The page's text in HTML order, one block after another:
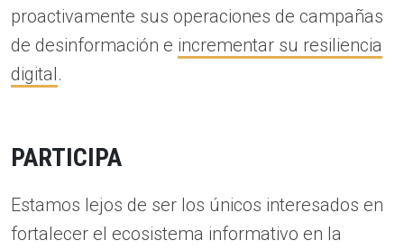
proactivamente sus operaciones de campañas
de desinformación e incrementar su resiliencia
digital.
PARTICIPA
Estamos lejos de ser los únicos interesados en
fortalecer el ecosistema informativo en la